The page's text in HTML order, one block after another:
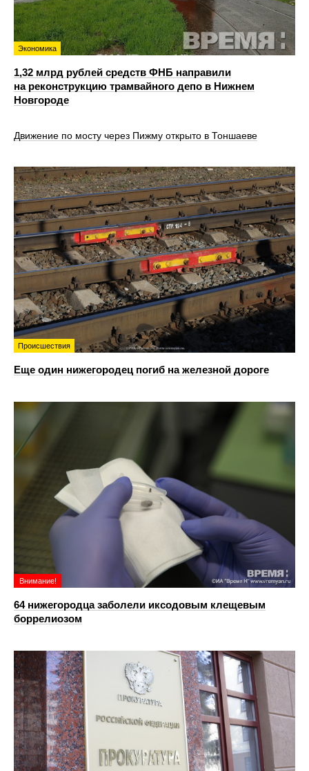
Экономика
1,32 млрд рублей средств ФНБ направили
на реконструкцию трамвайного депо в Нижнем
Новгороде
Движение по мосту через Пижму открыто в Тоншаеве
Происшествия
Еще один нижегородец погиб на железной дороге
Внимание!
64 нижегородца заболели иксодовым клещевым
боррелиозом